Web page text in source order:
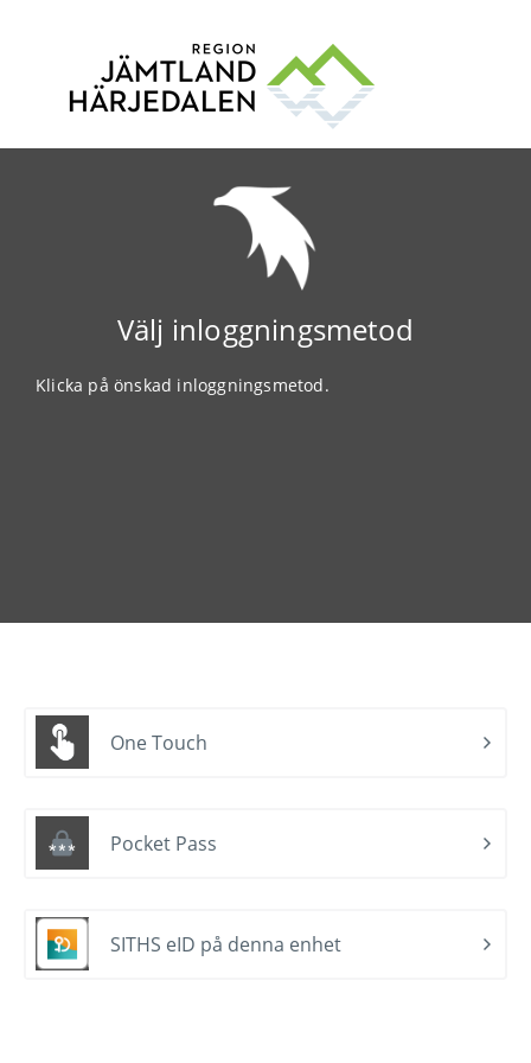
Välj inloggningsmetod
Klicka på önskad inloggningsmetod.
One Touch
Pocket Pass
SITHS eID på denna enhet